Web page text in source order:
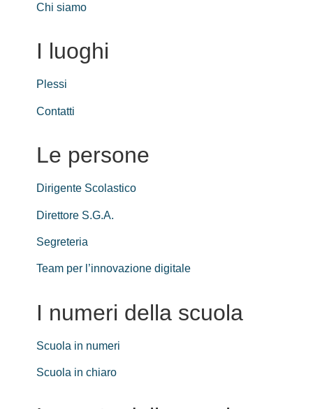
Chi siamo
I luoghi
Plessi
Contatti
Le persone
Dirigente Scolastico
Direttore S.G.A.
Segreteria
Team per l’innovazione digitale
I numeri della scuola
Scuola in numeri
Scuola in chiaro